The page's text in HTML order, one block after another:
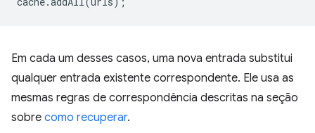
Em cada um desses casos, uma nova entrada substitui
qualquer entrada existente correspondente. Ele usa as
mesmas regras de correspondência descritas na seção
sobre como recuperar.